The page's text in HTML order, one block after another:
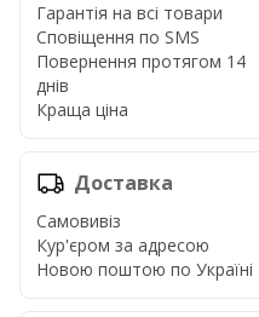
Гарантія на всі товари
Сповіщення по SMS
Повернення протягом 14
днів
Краща ціна
Доставка
Самовивіз
Кур'єром за адресою
Новою поштою по Україні